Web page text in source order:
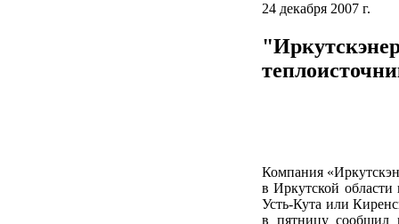
24 декабря 2007 г.
Компания
в Иркутской области
Усть-Кута или
в пятницу сообщил